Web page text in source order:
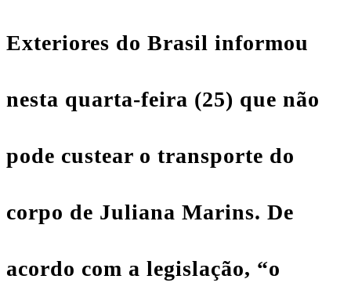
Exteriores do Brasil informou
nesta quarta-feira (25) que não
pode custear o transporte do
corpo de Juliana Marins. De
acordo com a legislação, “o